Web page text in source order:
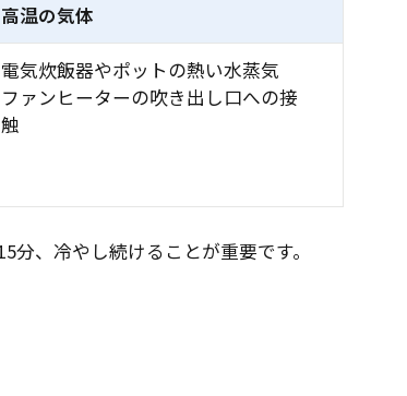
高温の気体
電気炊飯器やポットの熱い水蒸気
ファンヒーターの吹き出し口への接
触
、冷やし続けることが重要です。